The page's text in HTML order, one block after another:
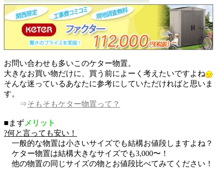
お問い合わせも多いこのケター物置。
大きなお買い物だけに、買う前によーく考えたいですよね
そんな迷っているあなたに参考にしていただければと思いま
す。
⇒そもそもケター物置って？
■まずメリット
?何と言っても安い！
一般的な物置は小さいサイズでも結構お値段しますよね？
ケター物置は結構大きなサイズでも3,000〜！
他の物置の同じサイズの物とお値段比べてみてください！